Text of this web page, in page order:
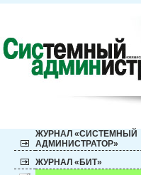
ЖУРНАЛ «СИСТЕМНЫЙ
АДМИНИСТРАТОР»
ЖУРНАЛ «БИТ»